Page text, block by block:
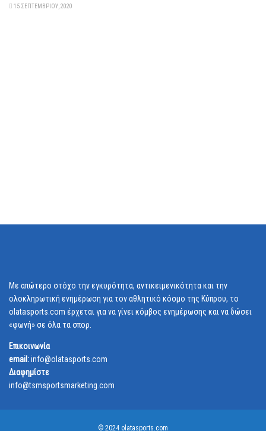
15 ΣΕΠΤΕΜΒΡΊΟΥ, 2020
Με απώτερο στόχο την εγκυρότητα, αντικειμενικότητα και την
ολοκληρωτική ενημέρωση για τον αθλητικό κόσμο της Κύπρου, το
olatasports.com έρχεται για να γίνει κόμβος ενημέρωσης και να δώσει
«φωνή» σε όλα τα σπορ.
Επικοινωνία
email:info@olatasports.com
Διαφημίστε
info@tsmsportsmarketing.com
© 2024 olatasports.com